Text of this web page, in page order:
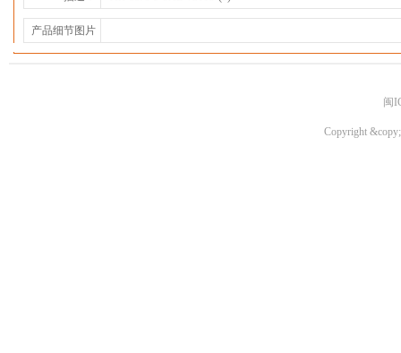
产品细节图片
闽
Copyright